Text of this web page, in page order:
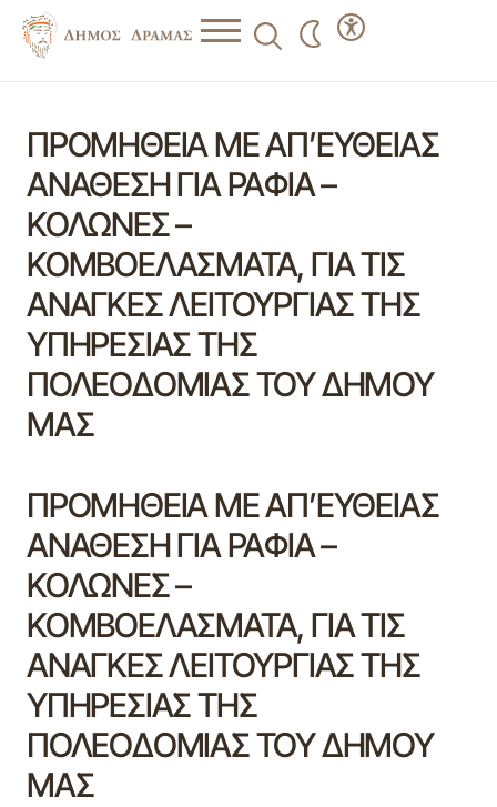
ΠΡΟΜΗΘΕΙΑ ΜΕ ΑΠ’ΕΥΘΕΙΑΣ
ΑΝΑΘΕΣΗ ΓΙΑ ΡΑΦΙΑ –
ΚΟΛΩΝΕΣ –
ΚΟΜΒΟΕΛΑΣΜΑΤΑ, ΓΙΑ ΤΙΣ
ΑΝΑΓΚΕΣ ΛΕΙΤΟΥΡΓΙΑΣ ΤΗΣ
ΥΠΗΡΕΣΙΑΣ ΤΗΣ
ΠΟΛΕΟΔΟΜΙΑΣ ΤΟΥ ΔΗΜΟΥ
ΜΑΣ
ΠΡΟΜΗΘΕΙΑ ΜΕ ΑΠ’ΕΥΘΕΙΑΣ
ΑΝΑΘΕΣΗ ΓΙΑ ΡΑΦΙΑ –
ΚΟΛΩΝΕΣ –
ΚΟΜΒΟΕΛΑΣΜΑΤΑ, ΓΙΑ ΤΙΣ
ΑΝΑΓΚΕΣ ΛΕΙΤΟΥΡΓΙΑΣ ΤΗΣ
ΥΠΗΡΕΣΙΑΣ ΤΗΣ
ΠΟΛΕΟΔΟΜΙΑΣ ΤΟΥ ΔΗΜΟΥ
ΜΑΣ